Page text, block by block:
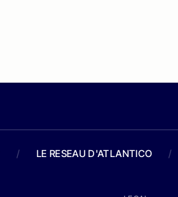
/ LE RESEAU D'ATLANTICO /